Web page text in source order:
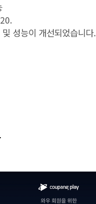
성능이 개선되었습니다.